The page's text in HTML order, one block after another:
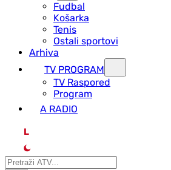
Fudbal
Košarka
Tenis
Ostali sportovi
Arhiva
TV PROGRAM
ТV Raspored
Program
A RADIO
L